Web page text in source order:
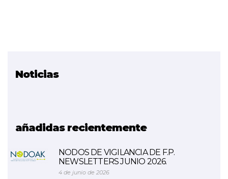
Noticias
añadidas recientemente
NODOS DE VIGILANCIA DE F.P.
NEWSLETTERS JUNIO 2026.
4 de junio de 2026